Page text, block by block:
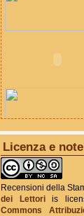
True Fantasy Italy
Licenza e note
Recensioni della
dei Lettoriis
Commons